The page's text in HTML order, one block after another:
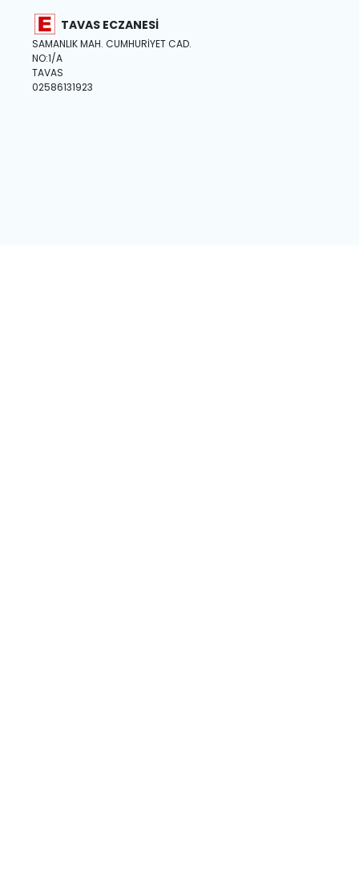
TAVAS ECZANESİ
SAMANLIK MAH. CUMHURİYET CAD.
NO:1/A
TAVAS
02586131923